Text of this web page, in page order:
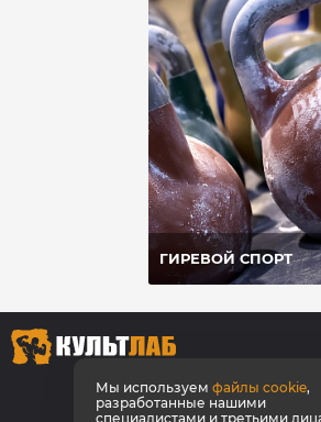
ГИРЕВОЙ СПОРТ
8 800 700-42-31
Мы используемфайлы cookie,
разработанные нашими
специалистами и третьими